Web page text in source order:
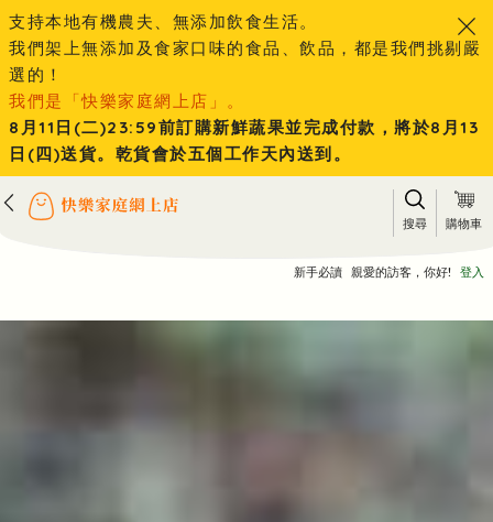
支持本地有機農夫、無添加飲食生活。
我們架上無添加及食家口味的食品、飲品，都是我們挑剔嚴
選的！
我們是「快樂家庭網上店」。
8月11日(二)23:59前訂購新鮮蔬果並完成付款，將於8月13
日(四)送貨。乾貨會於五個工作天內送到。
搜尋 購物車
新手必讀 親愛的訪客，你好! 登入